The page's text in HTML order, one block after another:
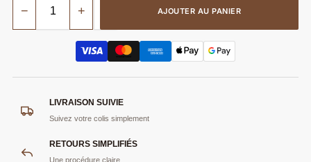
− + AJOUTER AU PANIER
LIVRAISON SUIVIE
Suivez votre colis simplement
RETOURS SIMPLIFIÉS
Une procédure claire